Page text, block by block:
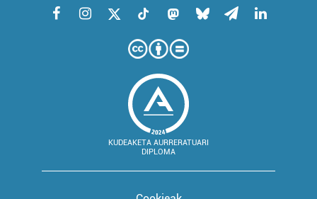
KUDEAKETA AURRERATUARI
DIPLOMA